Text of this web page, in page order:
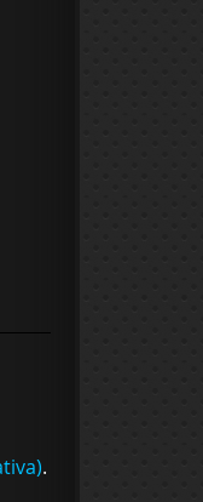
.